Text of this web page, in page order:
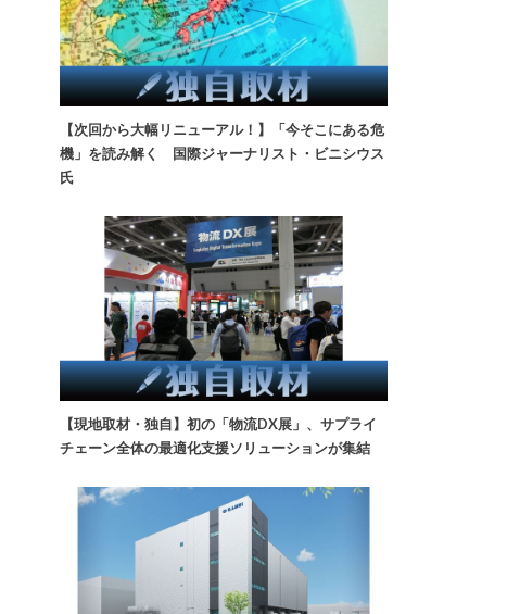
【次回から大幅リニューアル！】「今そこにある危
機」を読み解く 国際ジャーナリスト・ビニシウス
氏
【現地取材・独自】初の「物流DX展」、サプライ
チェーン全体の最適化支援ソリューションが集結